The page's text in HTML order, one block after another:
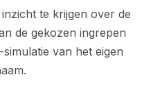
te krijgen over de
de gekozen ingrepen
van het eigen